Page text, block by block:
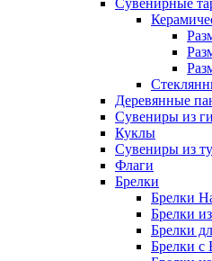
Сувенирные
Деревянные
Сувениры из
Куклы
Сувениры из
Флаги
Брелки
Брелки
Брелки
Брелки
Брелки с